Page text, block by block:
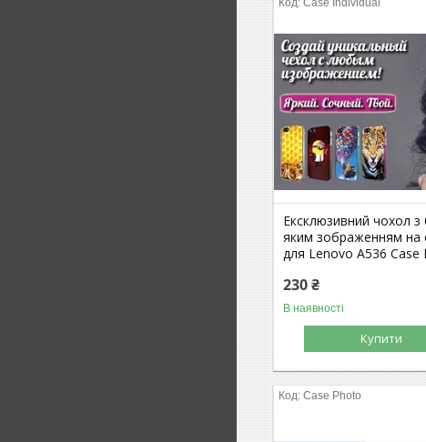
Case Individual
Ексклюзивний чохол з
яким зображенням на
для Lenovo A536 Case
230 ₴
В наявності
Купити
Case Photo